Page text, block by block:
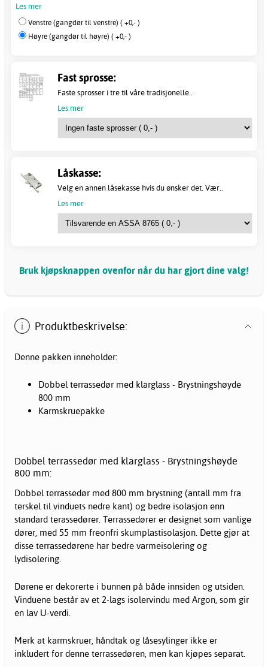
Les mer
Venstre (gangdør til venstre) ( +0,- )
Høyre (gangdør til høyre) ( +0,- )
Fast sprosse:
Faste sprosser i tre til våre tradisjonelle..
Les mer
Låskasse:
Velg en annen låsekasse hvis du ønsker det. Vær..
Les mer
Bruk kjøpsknappen ovenfor når du har gjort dine valg!
Produktbeskrivelse:
Denne pakken inneholder:
Dobbel terrassedør med klarglass - Brystningshøyde
800 mm
Karmskruepakke
Dobbel terrassedør med klarglass - Brystningshøyde
800 mm:
Dobbel terrassedør med 800 mm brystning (antall mm fra
terskel til vinduets nedre kant) og bedre isolasjon enn
standard terassedører. Terrassedører er designet som vanlige
dører, med 55 mm freonfri skumplastisolasjon. Dette gjør at
disse terrassedørene har bedre varmeisolering og
lydisolering.
Dørene er dekorerte i bunnen på både innsiden og utsiden.
Vinduene består av et 2-lags isolervindu med Argon, som gir
en lav U-verdi.
Merk at karmskruer, håndtak og låsesylinger ikke er
inkludert for denne terrassedøren, men kan kjøpes separat.